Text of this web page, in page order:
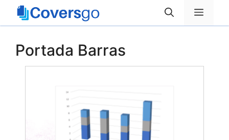
Saltar
Menú
Portada Barras